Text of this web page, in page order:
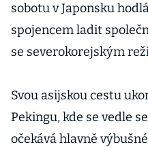
sobotu v Japonsku
spojencem ladit
se severokorejským
Svou asijskou cestu
Pekingu, kde se vedle
očekává hlavně